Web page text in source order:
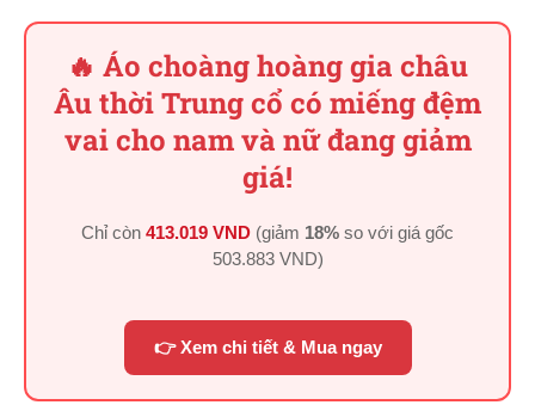
🔥 Áo choàng hoàng gia châu
Âu thời Trung cổ có miếng đệm
vai cho nam và nữ đang giảm
giá!
Chỉ còn 413.019 VND (giảm 18% so với giá gốc
503.883 VND)
👉 Xem chi tiết & Mua ngay